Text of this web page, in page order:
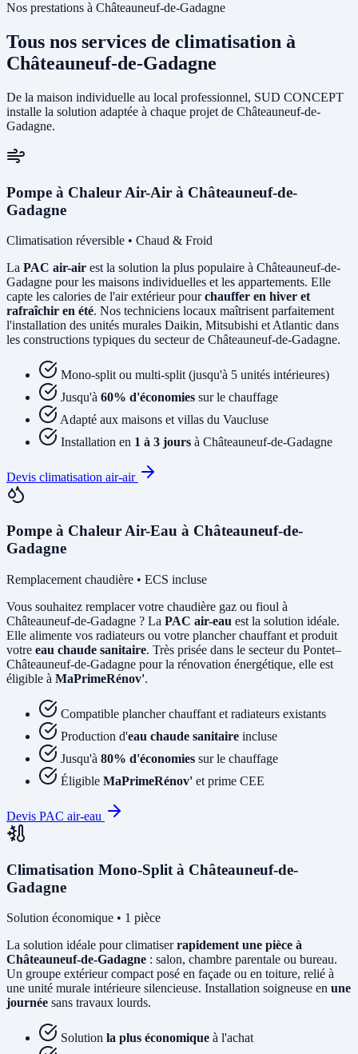
Nos prestations à Châteauneuf-de-Gadagne
Tous nos services de climatisation à
Châteauneuf-de-Gadagne
De la maison individuelle au local professionnel, SUD CONCEPT
installe la solution adaptée à chaque projet de Châteauneuf-de-
Gadagne.
Pompe à Chaleur Air-Air à Châteauneuf-de-
Gadagne
Climatisation réversible • Chaud & Froid
La PAC air-air est la solution la plus populaire à Châteauneuf-de-
Gadagne pour les maisons individuelles et les appartements. Elle
capte les calories de l'air extérieur pourchauffer en hiver et
rafraîchir en été. Nos techniciens locaux maîtrisent parfaitement
l'installation des unités murales Daikin, Mitsubishi et Atlantic dans
les constructions typiques du secteur de Châteauneuf-de-Gadagne.
Mono-split ou multi-split (jusqu'à 5 unités intérieures)
Jusqu'à 60% d'économies sur le chauffage
Adapté aux maisons et villas du Vaucluse
Installation en 1 à 3 jours à Châteauneuf-de-Gadagne
Devis climatisation air-air
Pompe à Chaleur Air-Eau à Châteauneuf-de-
Gadagne
Remplacement chaudière • ECS incluse
Vous souhaitez remplacer votre chaudière gaz ou fioul à
Châteauneuf-de-Gadagne ? La PAC air-eau est la solution idéale.
Elle alimente vos radiateurs ou votre plancher chauffant et produit
votre eau chaude sanitaire. Très prisée dans le secteur du Pontet–
Châteauneuf-de-Gadagne pour la rénovation énergétique, elle est
éligible à MaPrimeRénov'.
Compatible plancher chauffant et radiateurs existants
Production d'eau chaude sanitaire incluse
Jusqu'à 80% d'économies sur le chauffage
Éligible MaPrimeRénov' et prime CEE
Devis PAC air-eau
Climatisation Mono-Split à Châteauneuf-de-
Gadagne
Solution économique • 1 pièce
La solution idéale pour climatiserrapidement une pièce à
Châteauneuf-de-Gadagne : salon, chambre parentale ou bureau.
Un groupe extérieur compact posé en façade ou en toiture, relié à
une unité murale intérieure silencieuse. Installation soigneuse en une
journée sans travaux lourds.
Solution la plus économique à l'achat